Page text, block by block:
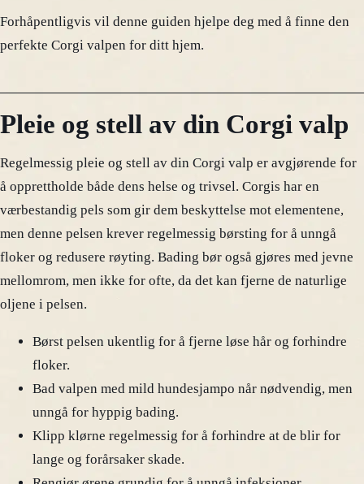
Forhåpentligvis vil denne guiden hjelpe deg med å finne den
perfekte Corgi valpen for ditt hjem.
Pleie og stell av din Corgi valp
Regelmessig pleie og stell av din Corgi valp er avgjørende for
å opprettholde både dens helse og trivsel. Corgis har en
værbestandig pels som gir dem beskyttelse mot elementene,
men denne pelsen krever regelmessig børsting for å unngå
floker og redusere røyting. Bading bør også gjøres med jevne
mellomrom, men ikke for ofte, da det kan fjerne de naturlige
oljene i pelsen.
Børst pelsen ukentlig for å fjerne løse hår og forhindre
floker.
Bad valpen med mild hundesjampo når nødvendig, men
unngå for hyppig bading.
Klipp klørne regelmessig for å forhindre at de blir for
lange og forårsaker skade.